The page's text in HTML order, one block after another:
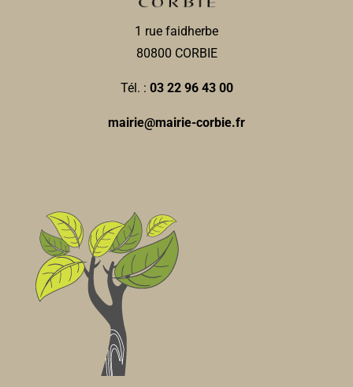
1 rue faidherbe
80800 CORBIE
Tél. : 03 22 96 43 00
mairie@mairie-corbie.fr